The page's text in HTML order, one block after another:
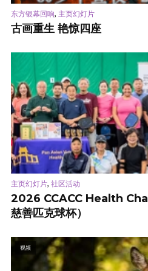
东方银幕回响, 主页幻灯片
古画重生 艳惊四座
主页幻灯片, 社区活动
2026 CCACC Health
慈善匹克球杯）
视频